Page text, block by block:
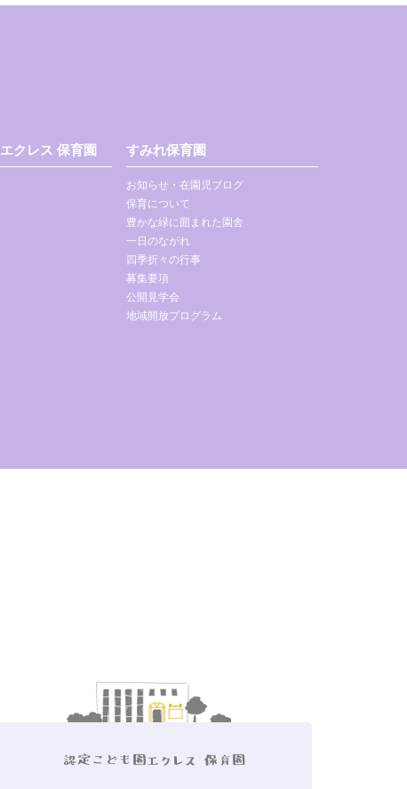
クレス 保育園 すみれ保育園
お知らせ・在園児ブログ
保育について
豊かな緑に囲まれた園舎
一日のながれ
四季折々の行事
募集要項
公開見学会
地域開放プログラム